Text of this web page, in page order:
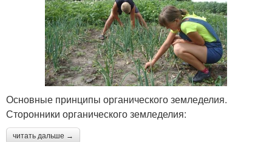
Основные принципы органического земледелия.
Сторонники органического земледелия:
читать дальше →